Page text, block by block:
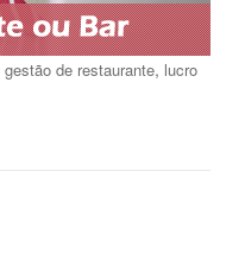
gestão de restaurante, lucro